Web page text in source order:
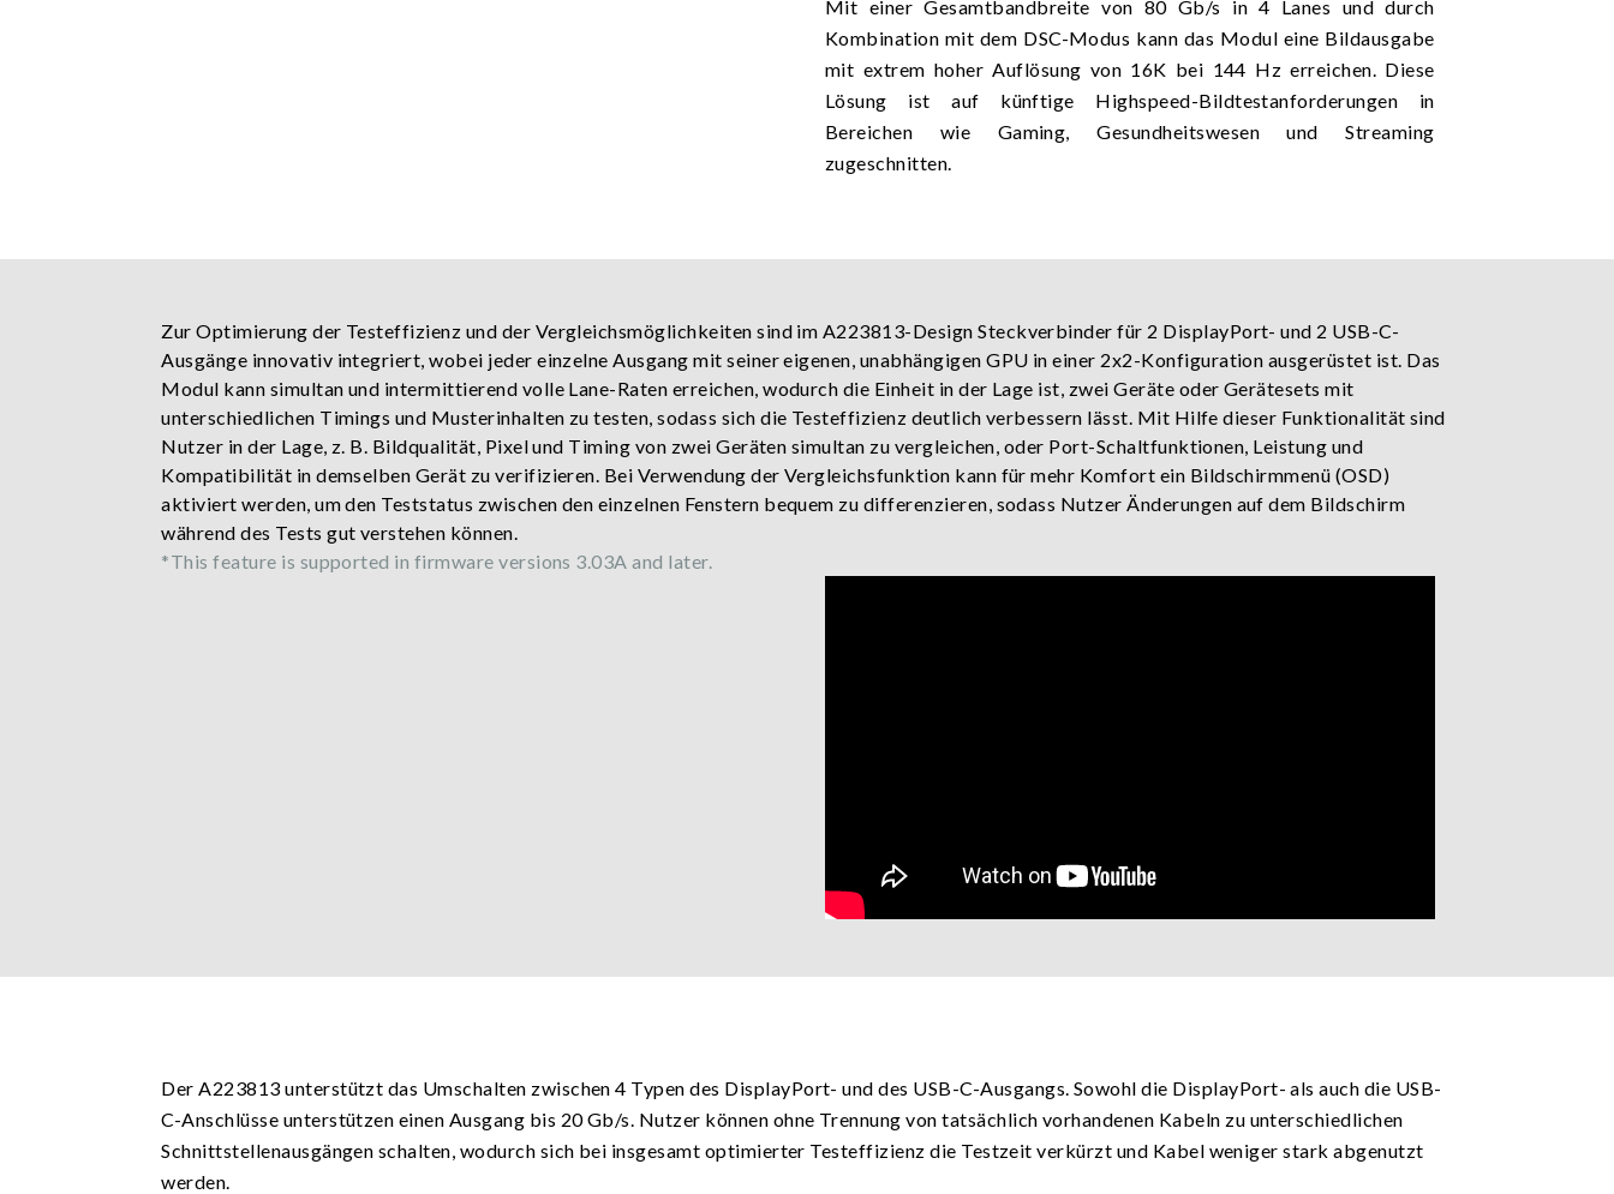
Mit einer Gesamtbandbreite von 80 Gb/s in 4 Lanes und durch
Kombination mit dem DSC-Modus kann das Modul eine Bildausgabe
mit extrem hoher Auflösung von 16K bei 144 Hz erreichen. Diese
Lösung ist auf künftige Highspeed-Bildtestanforderungen in
Bereichen wie Gaming, Gesundheitswesen und Streaming
zugeschnitten.
Zur Optimierung der Testeffizienz und der Vergleichsmöglichkeiten sind im A223813-Design Steckverbinder für 2 DisplayPort- und 2 USB-C-
Ausgänge innovativ integriert, wobei jeder einzelne Ausgang mit seiner eigenen, unabhängigen GPU in einer 2x2-Konfiguration ausgerüstet ist. Das
Modul kann simultan und intermittierend volle Lane-Raten erreichen, wodurch die Einheit in der Lage ist, zwei Geräte oder Gerätesets mit
unterschiedlichen Timings und Musterinhalten zu testen, sodass sich die Testeffizienz deutlich verbessern lässt. Mit Hilfe dieser Funktionalität sind
Nutzer in der Lage, z. B. Bildqualität, Pixel und Timing von zwei Geräten simultan zu vergleichen, oder Port-Schaltfunktionen, Leistung und
Kompatibilität in demselben Gerät zu verifizieren. Bei Verwendung der Vergleichsfunktion kann für mehr Komfort ein Bildschirmmenü (OSD)
aktiviert werden, um den Teststatus zwischen den einzelnen Fenstern bequem zu differenzieren, sodass Nutzer Änderungen auf dem Bildschirm
während des Tests gut verstehen können.
*This feature is supported in firmware versions 3.03A and later.
Der A223813 unterstützt das Umschalten zwischen 4 Typen des DisplayPort- und des USB-C-Ausgangs. Sowohl die DisplayPort- als auch die USB-
C-Anschlüsse unterstützen einen Ausgang bis 20 Gb/s. Nutzer können ohne Trennung von tatsächlich vorhandenen Kabeln zu unterschiedlichen
Schnittstellenausgängen schalten, wodurch sich bei insgesamt optimierter Testeffizienz die Testzeit verkürzt und Kabel weniger stark abgenutzt
werden.